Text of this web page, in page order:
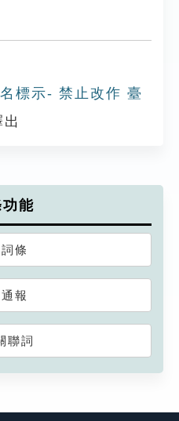
標示- 禁止改作 臺
出
能
條
報
聯詞